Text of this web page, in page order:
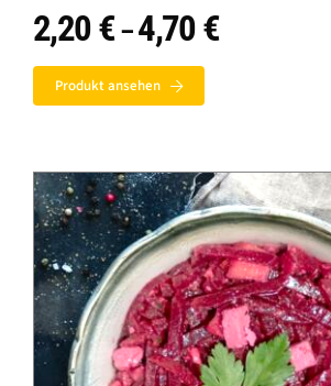
2,20€ –4,70€Preisspanne:
2,20 €
Produkt ansehen